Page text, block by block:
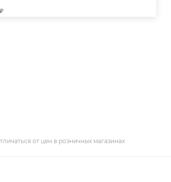
от цен в розничных магазинах